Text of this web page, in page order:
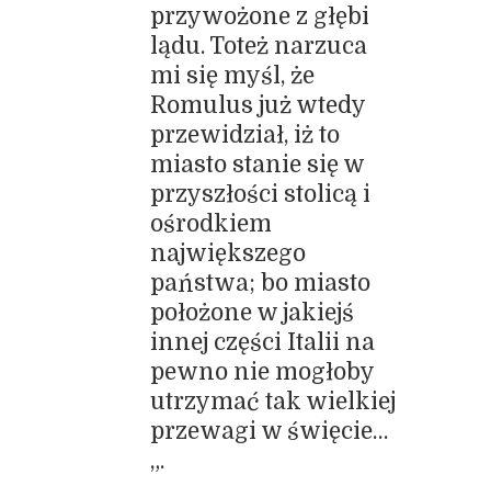
przywożone z głębi
lądu. Toteż narzuca
mi się myśl, że
Romulus już wtedy
przewidział, iż to
miasto stanie się w
przyszłości stolicą i
ośrodkiem
największego
państwa; bo miasto
położone w jakiejś
innej części Italii na
pewno nie mogłoby
utrzymać tak wielkiej
przewagi w święcie…
„.